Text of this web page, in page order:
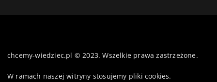
chcemy-wiedziec.pl © 2023. Wszelkie prawa zastrzeżone.
W ramach naszej witryny stosujemy pliki cookies.